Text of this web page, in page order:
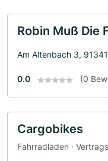
Robin Muß Die
Am Altenbach 3,
0.0 (0
Cargobikes
Fahrradladen ·